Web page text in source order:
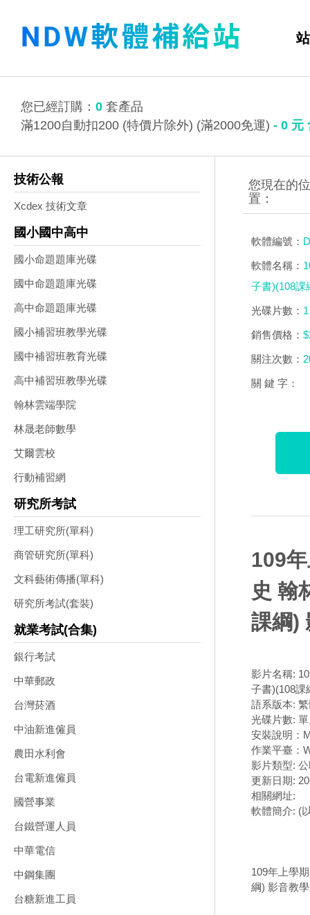
您已經訂購： 0 套產品
滿1200自動扣200 (特價片除外) (滿2000免運) - 0 元
技術公報
Xcdex 技術文章
國小國中高中
國小命題題庫光碟
國中命題題庫光碟
高中命題題庫光碟
國小補習班教學光碟
國中補習班教育光碟
高中補習班教學光碟
翰林雲端學院
林晟老師數學
艾爾雲校
行動補習網
研究所考試
理工研究所(單科)
商管研究所(單科)
文科藝術傳播(單科)
研究所考試(套裝)
就業考試(合集)
銀行考試
中華郵政
台灣菸酒
中油新進僱員
農田水利會
台電新進僱員
國營事業
台鐵營運人員
中華電信
中鋼集團
台糖新進工員
軟體編號：
軟體名稱：
子書)(108課
光碟片數： 1
銷售價格：
關注次數：
關 鍵 字：
109
史 翰
課綱)
影片名稱:
子書)(108課
語系版本:
光碟片數:
安裝說明：
作業平臺：
影片類型:
更新日期:
相關網址:
軟體簡介: (
109年上學
綱) 影音教